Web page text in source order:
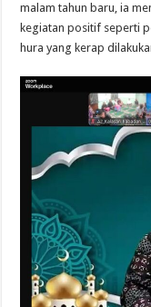
malam tahun baru, ia
kegiatan positif seperti
hura yang kerap